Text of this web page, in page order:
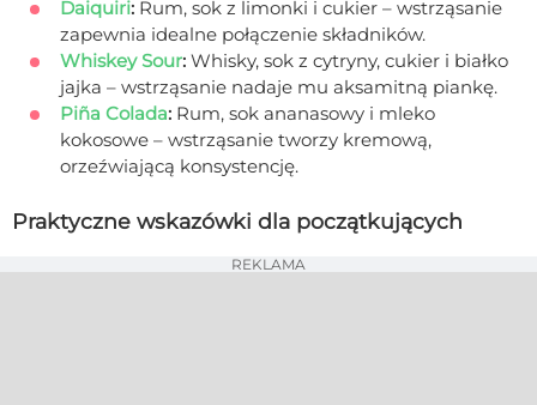
Daiquiri: Rum, sok z limonki i cukier – wstrząsanie
zapewnia idealne połączenie składników.
Whiskey Sour: Whisky, sok z cytryny, cukier i białko
jajka – wstrząsanie nadaje mu aksamitną piankę.
Piña Colada: Rum, sok ananasowy i mleko
kokosowe – wstrząsanie tworzy kremową,
orzeźwiającą konsystencję.
Praktyczne wskazówki dla początkujących
REKLAMA